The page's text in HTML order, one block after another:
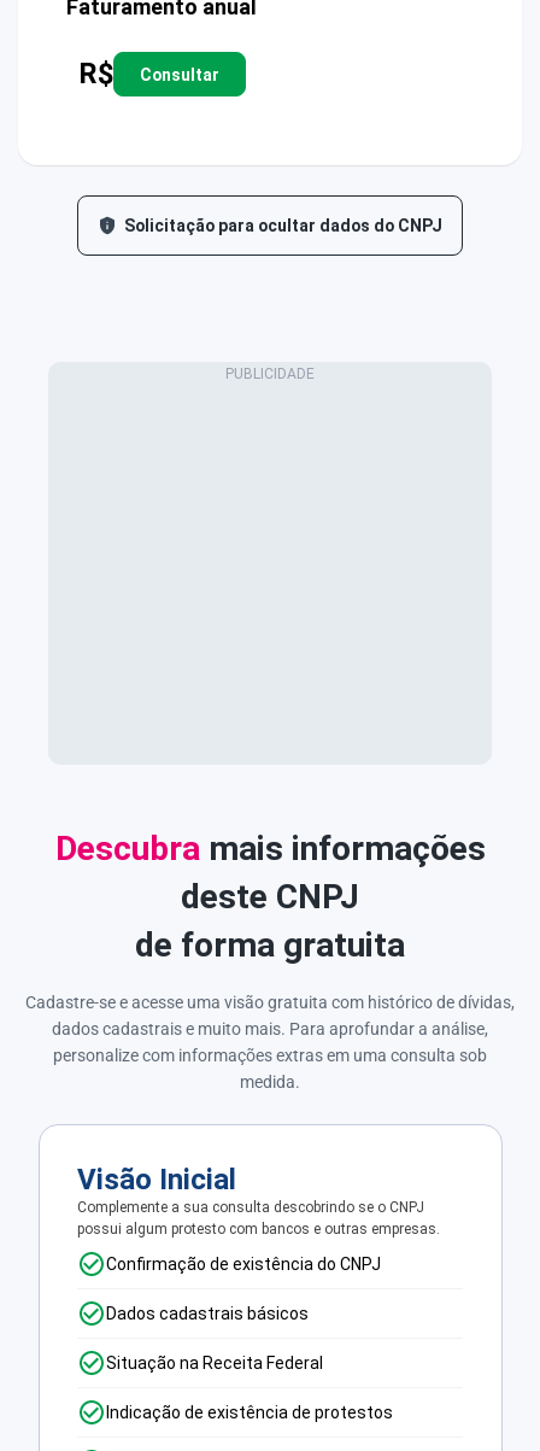
Faturamento anual
R$ Consultar
Solicitação para ocultar dados do CNPJ
Descubra mais informações
deste CNPJ
de forma gratuita
Cadastre-se e acesse uma visão gratuita com histórico de dívidas,
dados cadastrais e muito mais. Para aprofundar a análise,
personalize com informações extras em uma consulta sob
medida.
Visão Inicial
Complemente a sua consulta descobrindo se o CNPJ
possui algum protesto com bancos e outras empresas.
Confirmação de existência do CNPJ
Dados cadastrais básicos
Situação na Receita Federal
Indicação de existência de protestos